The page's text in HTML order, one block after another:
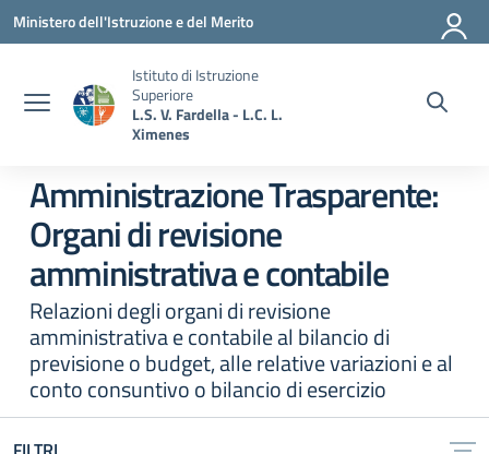
Vai ai contenuti
Vai al menu di navigazione
Vai al footer
Ministero dell'Istruzione e del Merito
Istituto di Istruzione
Superiore
L.S. V. Fardella - L.C. L.
Ximenes
Amministrazione Trasparente:
Organi di revisione
amministrativa e contabile
Relazioni degli organi di revisione
amministrativa e contabile al bilancio di
previsione o budget, alle relative variazioni e al
conto consuntivo o bilancio di esercizio